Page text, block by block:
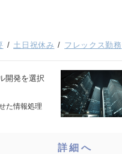
土日祝休み フレックス勤務
開発を選択
た情報処理
詳細へ